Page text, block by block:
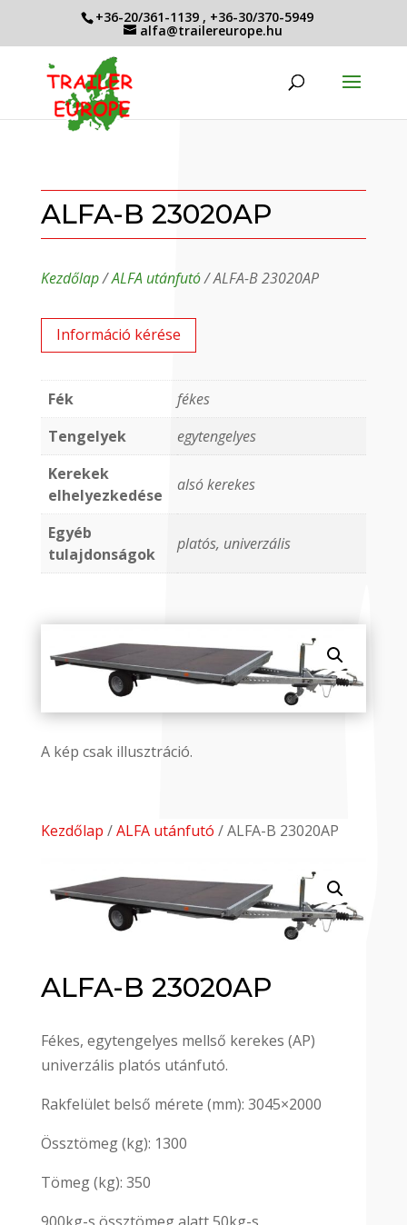
+36-20/361-1139 , +36-30/370-5949
alfa@trailereurope.hu
ALFA-B 23020AP
Kezdőlap/ALFA utánfutó/ ALFA-B 23020AP
Információ kérése
Fék
fékes
Tengelyek
egytengelyes
Kerekek
elhelyezkedése
alsó kerekes
Egyéb
tulajdonságok
platós, univerzális
A kép csak illusztráció.
Kezdőlap /ALFA utánfutó / ALFA-B 23020AP
ALFA-B 23020AP
Fékes, egytengelyes mellső kerekes (AP)
univerzális platós utánfutó.
Rakfelület belső mérete (mm): 3045×2000
Össztömeg (kg): 1300
Tömeg (kg): 350